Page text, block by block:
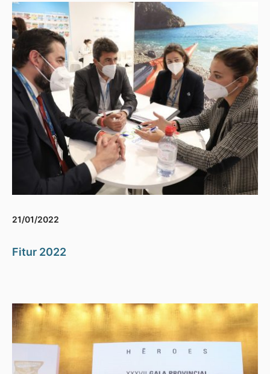
21/01/2022
Fitur 2022